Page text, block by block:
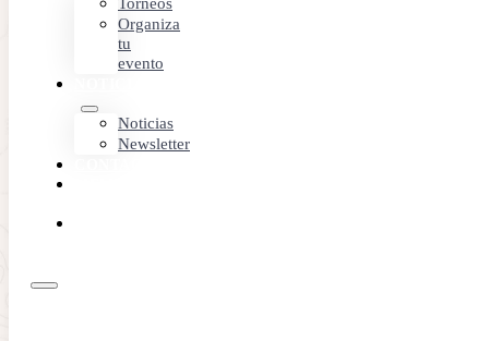
Organiza
tu
evento
Noticias
Newsletter